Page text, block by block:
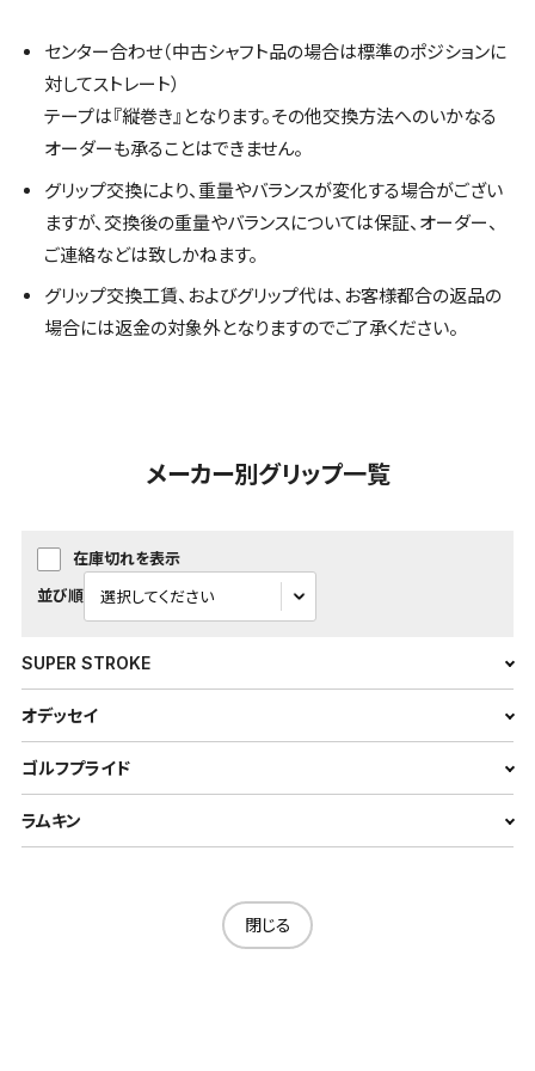
センター合わせ（中古シャフト品の場合は標準のポジションに
対してストレート）
テープは『縦巻き』となります。その他交換方法へのいかなる
オーダーも承ることはできません。
グリップ交換により、重量やバランスが変化する場合がござい
ますが、交換後の重量やバランスについては保証、オーダー、
ご連絡などは致しかねます。
グリップ交換工賃、およびグリップ代は、お客様都合の返品の
場合には返金の対象外となりますのでご了承ください。
メーカー別グリップ一覧
在庫切れを表示
並び順
SUPER STROKE
オデッセイ
ゴルフプライド
ラムキン
閉じる